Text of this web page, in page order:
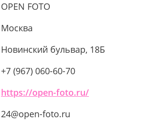
OPEN FOTO
Москва
Новинский бульвар, 18Б
+7 (967) 060-60-70
https://open-foto.ru/
24@open-foto.ru